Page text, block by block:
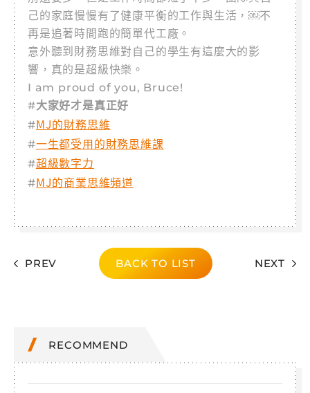
己的家庭慢慢有了健康平衡的工作與生活，￼不
再是追著時間跑的簡單代工廠。
意外聽到財務思維對自己的學生有這麼大的影
響，真的是超級快樂。
I am proud of you, Bruce!
#大家好才是真正好
#MJ的財務思維
#一生都受用的財務思維課
#超級數字力
#MJ的商業思維頻道
PREV BACK TO LIST NEXT
RECOMMEND